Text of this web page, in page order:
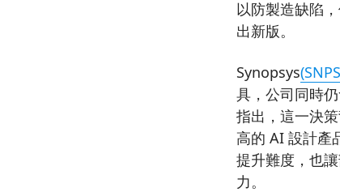
以防製造缺陷
出新版。
Synopsys
具，公司同時
指出，這一決
高的 AI 設計產
提升難度，也
力。